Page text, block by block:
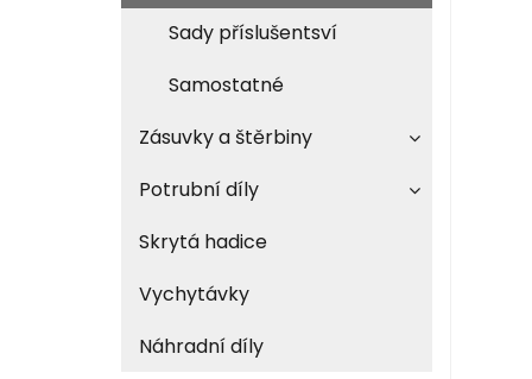
Sady příslušentsví
Samostatné
Zásuvky a štěrbiny
Potrubní díly
Skrytá hadice
Vychytávky
Náhradní díly